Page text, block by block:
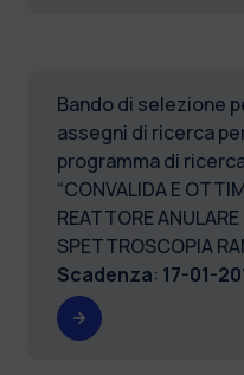
Bando di selezione
assegni di ricerca
programma di
“CONVALIDA E
REATTORE
SPETTROSCOPIA
Scadenza: 17-01-